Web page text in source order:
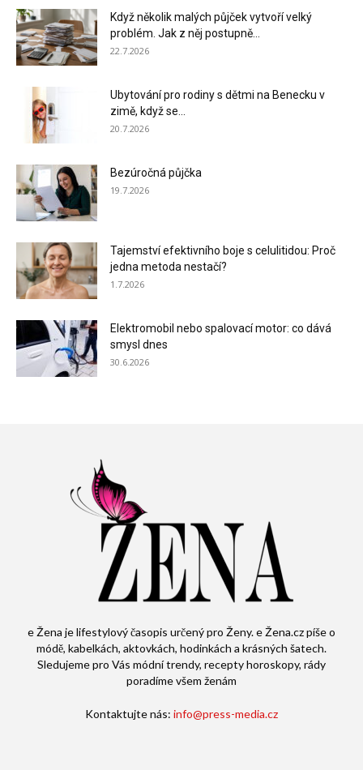
Když několik malých půjček vytvoří velký
problém. Jak z něj postupně...
22.7.2026
Ubytování pro rodiny s dětmi na Benecku v
zimě, když se...
20.7.2026
Bezúročná půjčka
19.7.2026
Tajemství efektivního boje s celulitidou: Proč
jedna metoda nestačí?
1.7.2026
Elektromobil nebo spalovací motor: co dává
smysl dnes
30.6.2026
e Žena je lifestylový časopis určený pro Ženy. e Žena.cz píše o
módě, kabelkách, aktovkách, hodinkách a krásných šatech.
Sledujeme pro Vás módní trendy, recepty horoskopy, rády
poradíme všem ženám
Kontaktujte nás: info@press-media.cz